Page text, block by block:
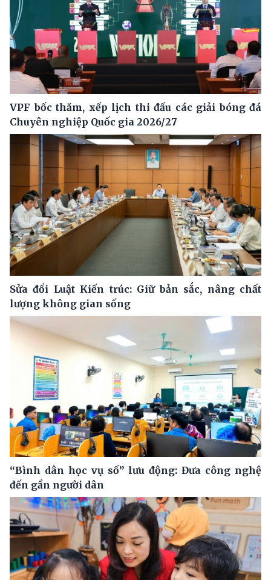
VPF bốc thăm, xếp lịch thi đấu các giải bóng đá
Chuyên nghiệp Quốc gia 2026/27
Sửa đổi Luật Kiến trúc: Giữ bản sắc, nâng chất
lượng không gian sống
“Bình dân học vụ số” lưu động: Đưa công nghệ
đến gần người dân